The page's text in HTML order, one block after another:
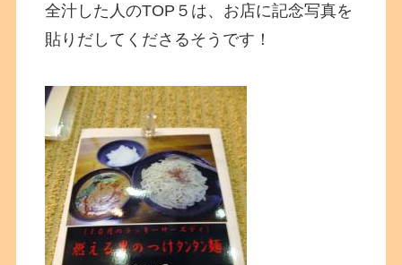
全汁した人のTOP５は、お店に記念写真を
貼りだしてくださるそうです！